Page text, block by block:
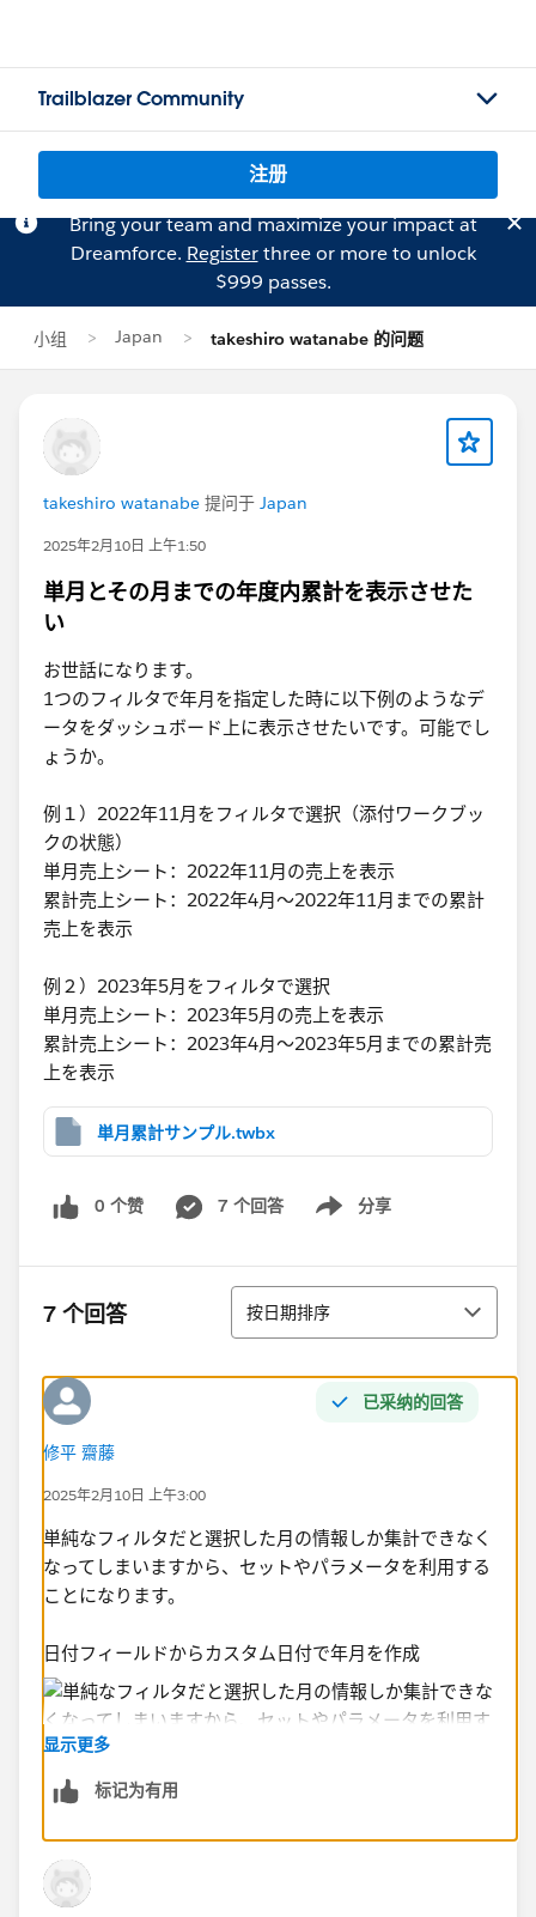
Trailblazer Community
注册
Bring your team and maximize your impact at
Dreamforce. Registerthree or more to unlock
$999 passes.
小组 Japan takeshiro watanabe 的问题
takeshiro watanabe 提问于 Japan
2025年2月10日 上午1:50
単月とその月までの年度内累計を表示させた
い
お世話になります。
1つのフィルタで年月を指定した時に以下例のようなデ
ータをダッシュボード上に表示させたいです。可能でし
ょうか。
例１）2022年11月をフィルタで選択（添付ワークブッ
クの状態）
単月売上シート：2022年11月の売上を表示
累計売上シート：2022年4月～2022年11月までの累計
売上を表示
例２）2023年5月をフィルタで選択
単月売上シート：2023年5月の売上を表示
累計売上シート：2023年4月～2023年5月までの累計売
上を表示
単月累計サンプル.twbx
0 个赞 7 个回答 分享
Show menu
7 个回答 排序
按日期排序
已采纳的回答
修平 齋藤
2025年2月10日 上午3:00
単純なフィルタだと選択した月の情報しか集計できなく
なってしまいますから、セットやパラメータを利用する
ことになります。​
日付フィールドからカスタム日付で年月を作成
显示更多
标记为有用